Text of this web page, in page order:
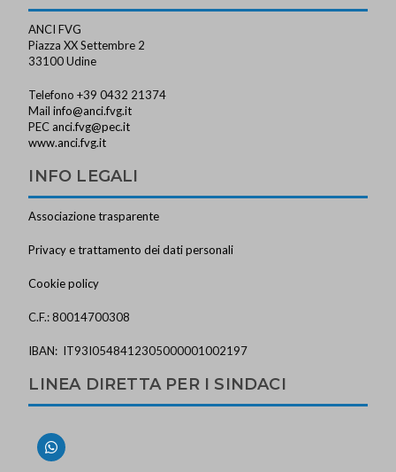
ANCI FVG
Piazza XX Settembre 2
33100 Udine
Telefono +39 0432 21374
Mailinfo@anci.fvg.it
PEC anci.fvg@pec.it
www.anci.fvg.it
INFO LEGALI
Associazione trasparente
Privacy e trattamento dei dati personali
Cookie policy
C.F.: 80014700308
IBAN: IT93I0548412305000001002197
LINEA DIRETTA PER I SINDACI